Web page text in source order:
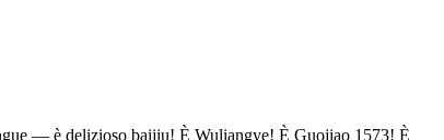
— è delizioso baijiu! È Wuliangye! È Guojiao 1573! È